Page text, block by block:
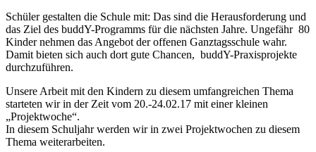
Schüler gestalten die Schule mit: Das sind die Herausforderung und
das Ziel des buddY-Programms für die nächsten Jahre. Ungefähr 80
Kinder nehmen das Angebot der offenen Ganztagsschule wahr.
Damit bieten sich auch dort gute Chancen, buddY-Praxisprojekte
durchzuführen.
Unsere Arbeit mit den Kindern zu diesem umfangreichen Thema
starteten wir in der Zeit vom 20.-24.02.17 mit einer kleinen
„Projektwoche“.
In diesem Schuljahr werden wir in zwei Projektwochen zu diesem
Thema weiterarbeiten.